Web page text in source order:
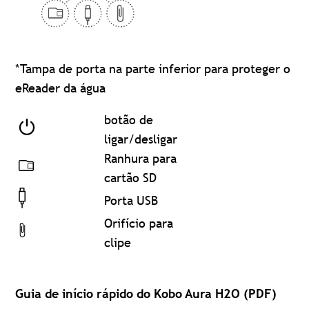
*Tampa de porta na parte inferior para proteger o
eReader da água
botão de
ligar/desligar
Ranhura para
cartão SD
Porta USB
Orifício para
clipe
Guia de início rápido do Kobo Aura H2O (PDF)